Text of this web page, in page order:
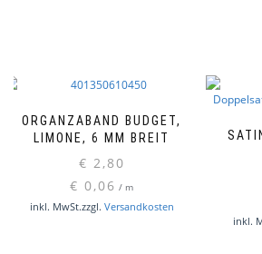
ORGANZABAND BUDGET,
LIMONE, 6 MM BREIT
€ 2,80
€ 0,06 / m
inkl. MwSt.zzgl. Versandkosten
inkl.